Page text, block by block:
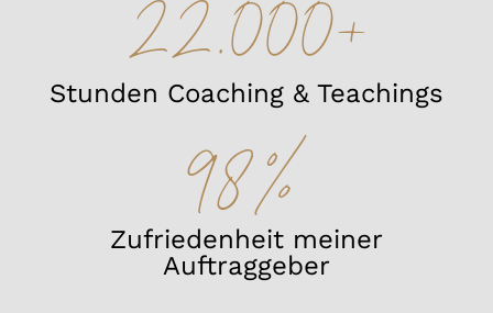
Stunden Coaching & Teachings
98%
Zufriedenheit meiner
Auftraggeber